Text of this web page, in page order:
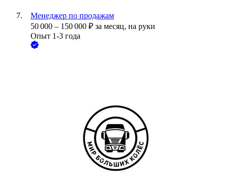
Менеджер по продажам
50 000 – 150 000 ₽ за месяц, на руки
Опыт 1-3 года